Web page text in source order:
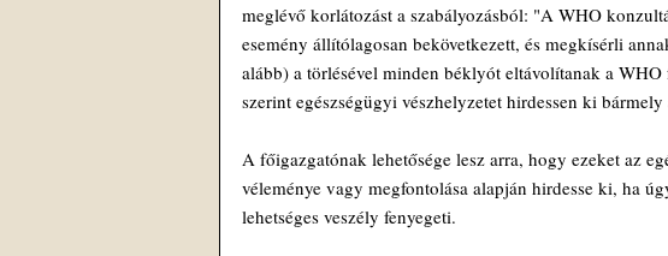
meglévő korlátozást a szabályozásból: "A WHO
esemény állítólagosan bekövetkezett, és megkísérli
alább) a törlésével minden béklyót eltávolítanak a
szerint egészségügyi vészhelyzetet hirdessen ki
A főigazgatónak lehetősége lesz arra, hogy ezeket az
véleménye vagy megfontolása alapján hirdesse ki, ha
lehetséges veszély fenyegeti.